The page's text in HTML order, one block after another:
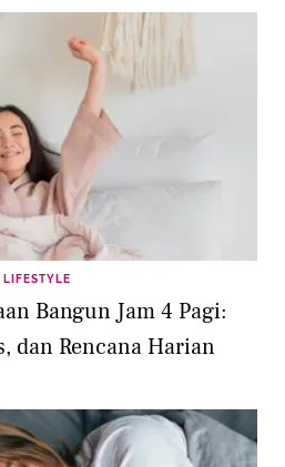
LIFESTYLE
Bangun Jam 4 Pagi:
dan Rencana Harian